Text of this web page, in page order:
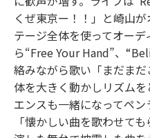
くぜ東京ー！！」と崎山
テージ全体を使ってオー
ら“Free Your Hand”、
絡みながら歌い「まだまだ
体を大きく動かしリズム
エンスも一緒になってペン
「懐かしい曲を歌わせて